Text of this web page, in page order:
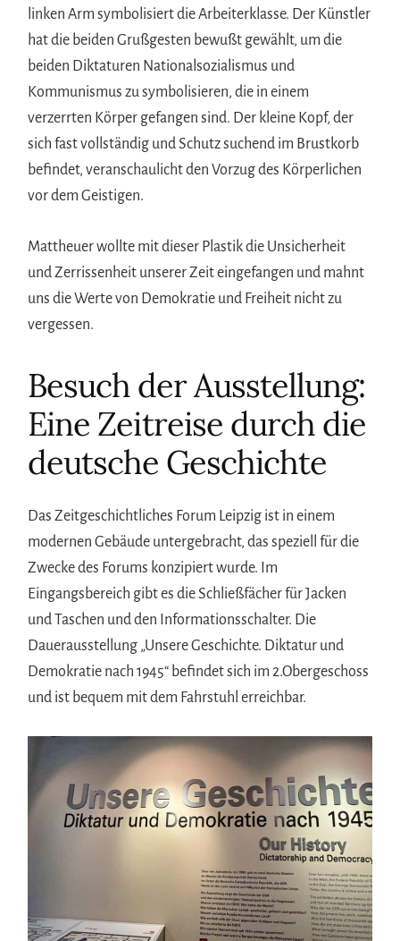
linken Arm symbolisiert die Arbeiterklasse. Der Künstler
hat die beiden Grußgesten bewußt gewählt, um die
beiden Diktaturen Nationalsozialismus und
Kommunismus zu symbolisieren, die in einem
verzerrten Körper gefangen sind. Der kleine Kopf, der
sich fast vollständig und Schutz suchend im Brustkorb
befindet, veranschaulicht den Vorzug des Körperlichen
vor dem Geistigen.
Mattheuer wollte mit dieser Plastik die Unsicherheit
und Zerrissenheit unserer Zeit eingefangen und mahnt
uns die Werte von Demokratie und Freiheit nicht zu
vergessen.
Besuch der Ausstellung:
Eine Zeitreise durch die
deutsche Geschichte
Das Zeitgeschichtliches Forum Leipzig ist in einem
modernen Gebäude untergebracht, das speziell für die
Zwecke des Forums konzipiert wurde. Im
Eingangsbereich gibt es die Schließfächer für Jacken
und Taschen und den Informationsschalter. Die
Dauerausstellung „Unsere Geschichte. Diktatur und
Demokratie nach 1945“ befindet sich im 2.Obergeschoss
und ist bequem mit dem Fahrstuhl erreichbar.